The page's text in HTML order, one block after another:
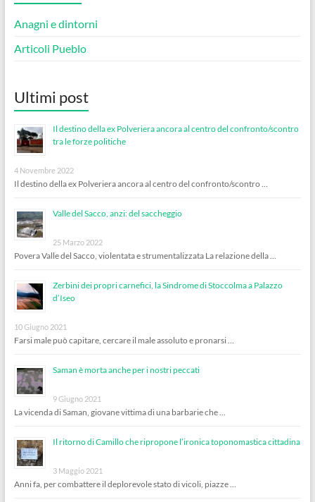
Anagni e dintorni
Articoli Pueblo
Ultimi post
Il destino della ex Polveriera ancora al centro del confronto/scontro
tra le forze politiche
4 Novembre 2022
Il destino della ex Polveriera ancora al centro del confronto/scontro …
Valle del Sacco, anzi: del saccheggio
25 Marzo 2022
Povera Valle del Sacco, violentata e strumentalizzata La relazione della …
Zerbini dei propri carnefici, la Sindrome di Stoccolma a Palazzo
d’Iseo
10 Giugno 2021
Farsi male può capitare, cercare il male assoluto e pronarsi …
Saman è morta anche per i nostri peccati
9 Giugno 2021
La vicenda di Saman, giovane vittima di una barbarie che …
Il ritorno di Camillo che ripropone l’ironica toponomastica cittadina
3 Maggio 2021
Anni fa, per combattere il deplorevole stato di vicoli, piazze …